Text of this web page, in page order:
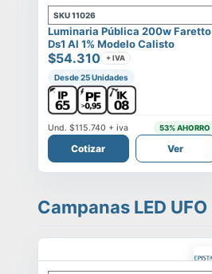
SKU11026
Luminaria Pública 200w Faretto
Ds1 Al 1% Modelo Calisto
$54.310 + IVA
Desde 25 Unidades
Und.$115.740 + iva 53% AHORRO
Cotizar Ver
Campanas LED UFO